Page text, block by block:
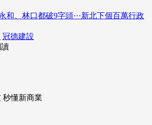
和、林口都破9字頭⋯新北下個百萬行政
冠德建設
秒懂新商業